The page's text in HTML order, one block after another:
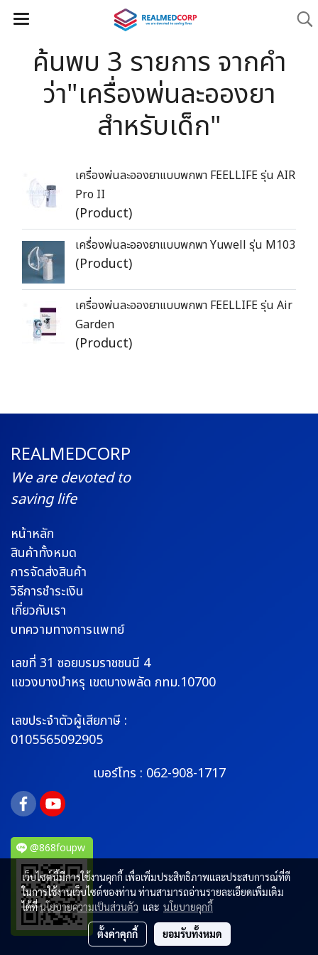
ค้นพบ 3 รายการ จากคำ
ว่า"เครื่องพ่นละอองยา
สำหรับเด็ก"
เครื่องพ่นละอองยาแบบพกพา FEELLIFE รุ่น AIR
Pro II
(Product)
เครื่องพ่นละอองยาแบบพกพา Yuwell รุ่น M103
(Product)
เครื่องพ่นละอองยาแบบพกพา FEELLIFE รุ่น Air
Garden
(Product)
REALMEDCORP
We are devoted to
saving life
หน้าหลัก
สินค้าทั้งหมด
การจัดส่งสินค้า
วิธีการชำระเงิน
เกี่ยวกับเรา
บทความทางการแพทย์
เลขที่ 31 ซอยบรมราชชนนี 4
แขวงบางบำหรุ เขตบางพลัด กทม.10700
เลขประจำตัวผู้เสียภาษี :
0105565092905
เบอร์โทร : 062-908-1717
@868foupw
เว็บไซต์นี้มีการใช้งานคุกกี้ เพื่อเพิ่มประสิทธิภาพและประสบการณ์ที่ดี
ในการใช้งานเว็บไซต์ของท่าน ท่านสามารถอ่านรายละเอียดเพิ่มเติม
ได้ที่นโยบายความเป็นส่วนตัว และ นโยบายคุกกี้
ตั้งค่าคุกกี้ ยอมรับทั้งหมด